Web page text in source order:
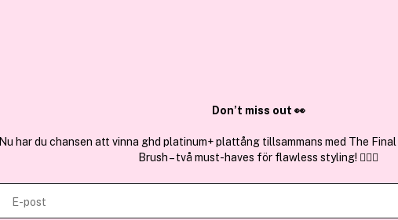
✓
Don’t miss out 👀
Nu har du chansen att vinna ghd platinum+ plattång tillsammans med The
Brush – två must-haves för flawless styling! 💇‍♀️✨
E-post